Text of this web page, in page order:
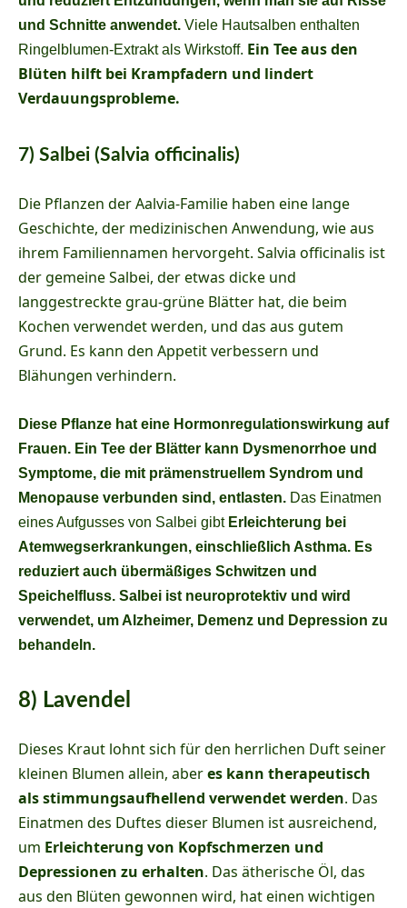
und Schnitte anwendet. Viele Hautsalben enthalten
Ringelblumen-Extrakt als Wirkstoff. Ein Tee aus den
Blüten hilft bei Krampfadern und lindert
Verdauungsprobleme.
7) Salbei (Salvia officinalis)
Die Pflanzen der Aalvia-Familie haben eine lange
Geschichte, der medizinischen Anwendung, wie aus
ihrem Familiennamen hervorgeht. Salvia officinalis ist
der gemeine Salbei, der etwas dicke und
langgestreckte grau-grüne Blätter hat, die beim
Kochen verwendet werden, und das aus gutem
Grund. Es kann den Appetit verbessern und
Blähungen verhindern.
Diese Pflanze hat eine Hormonregulationswirkung auf
Frauen. Ein Tee der Blätter kann Dysmenorrhoe und
Symptome, die mit prämenstruellem Syndrom und
Menopause verbunden sind, entlasten. Das Einatmen
eines Aufgusses von Salbei gibt Erleichterung bei
Atemwegserkrankungen, einschließlich Asthma. Es
reduziert auch übermäßiges Schwitzen und
Speichelfluss. Salbei ist neuroprotektiv und wird
verwendet, um Alzheimer, Demenz und Depression zu
behandeln.
8) Lavendel
Dieses Kraut lohnt sich für den herrlichen Duft seiner
kleinen Blumen allein, aberes kann therapeutisch
als stimmungsaufhellend verwendet werden. Das
Einatmen des Duftes dieser Blumen ist ausreichend,
um Erleichterung von Kopfschmerzen und
Depressionen zu erhalten. Das ätherische Öl, das
aus den Blüten gewonnen wird, hat einen wichtigen